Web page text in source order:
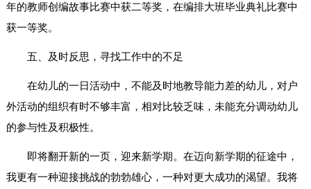
年的教师创编故事比赛中获二等奖，在编排大班毕业典礼比赛中
获一等奖。
五、及时反思，寻找工作中的不足
在幼儿的一日活动中，不能及时地教导能力差的幼儿，对户
外活动的组织有时不够丰富，相对比较乏味，未能充分调动幼儿
的参与性及积极性。
即将翻开新的一页，迎来新学期。在迈向新学期的征途中，
我更有一种迎接挑战的勃勃雄心，一种对更大成功的渴望。我将